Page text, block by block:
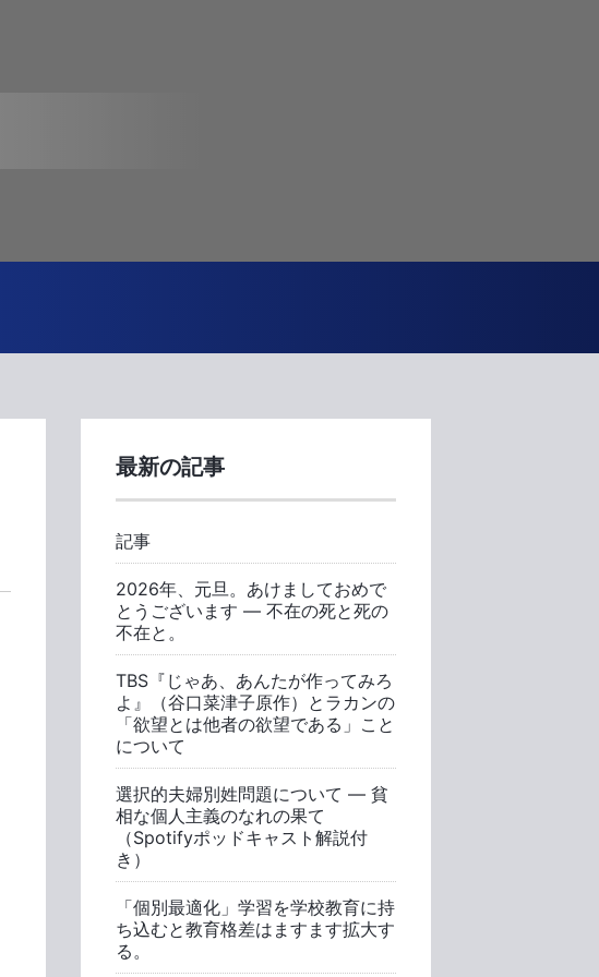
最新の記事
記事
2026年、元旦。あけましておめで
とうございます ― 不在の死と死の
不在と。
TBS『じゃあ、あんたが作ってみろ
よ』（谷口菜津子原作）とラカンの
「欲望とは他者の欲望である」こと
について
選択的夫婦別姓問題について ― 貧
相な個人主義のなれの果て
（Spotifyポッドキャスト解説付
き）
「個別最適化」学習を学校教育に持
ち込むと教育格差はますます拡大す
る。